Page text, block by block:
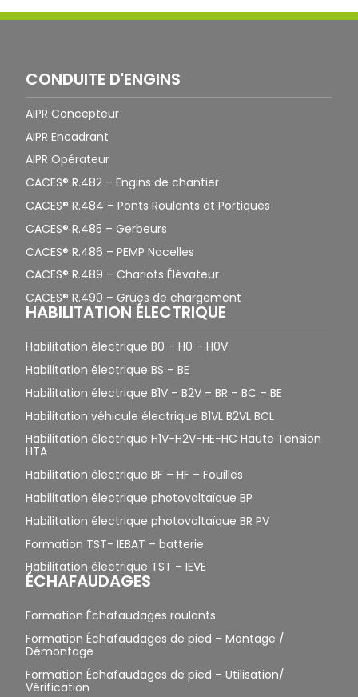
CONDUITE D'ENGINS
AIPR Concepteur
AIPR Encadrant
AIPR Opérateur
CACES® R.482 – Engins de chantier
CACES® R.484 – Ponts Roulants et Portiques
CACES® R.485 – Gerbeurs
CACES® R.486 – PEMP Nacelles
CACES® R.489 – Chariots Élévateur
CACES® R.490 – Grues de chargement
HABILITATION ÉLECTRIQUE
Habilitation électrique B0 – H0 – H0V
Habilitation électrique BS – BE
Habilitation électrique B1V – B2V – BR – BC – BE
Habilitation véhicule électrique B1VL B2VL BCL
Habilitation électrique H1V-H2V-HE-HC Haute Tension
HTA
Habilitation électrique BF – HF – Fouilles
Habilitation électrique photovoltaïque BP
Habilitation électrique photovoltaïque BR PV
Formation TST- IEBAT – batterie
Habilitation électrique TST – IEVE
ÉCHAFAUDAGES
Formation Échafaudages roulants
Formation Échafaudages de pied – Montage /
Démontage
Formation Échafaudages de pied – Utilisation/
Vérification